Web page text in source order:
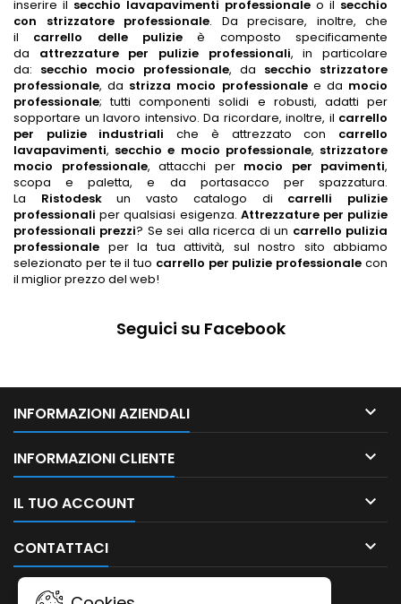
inserire il secchio lavapavimenti professionale o il secchio
con strizzatore professionale. Da precisare, inoltre, che
il carrello delle pulizie è composto specificamente
da attrezzature per pulizie professionali, in particolare
da: secchio mocio professionale, da secchio strizzatore
professionale, da strizza mocio professionalee da mocio
professionale; tutti componenti solidi e robusti, adatti per
sopportare un lavoro intensivo. Da ricordare, inoltre, il carrello
per pulizie industriali che è attrezzato con carrello
lavapavimenti, secchio e mocio professionale, strizzatore
mocio professionale, attacchi per mocio per pavimenti,
scopa e paletta, e da portasacco per spazzatura.
La Ristodeskun vasto catalogo di carrelli pulizie
professionali per qualsiasi esigenza. Attrezzature per pulizie
professionali prezzi? Se sei alla ricerca di un carrello pulizia
professionale per la tua attività, sul nostro sito abbiamo
selezionato per te il tuo carrello per pulizie professionale con
il miglior prezzo del web!
Seguici su Facebook
INFORMAZIONI AZIENDALI 
INFORMAZIONI CLIENTE 
IL TUO ACCOUNT 
CONTATTACI 